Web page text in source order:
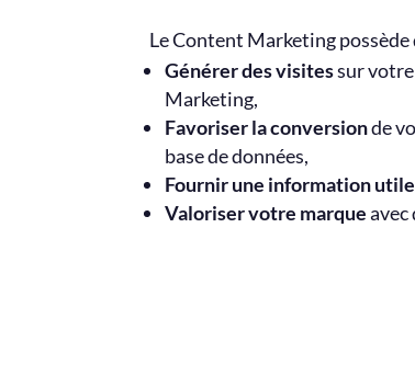
Le Content Marketing
Générer des visitessur
Marketing,
Favoriser la conversionde
base de données,
Fournir une information
Valoriser votre marqueavec